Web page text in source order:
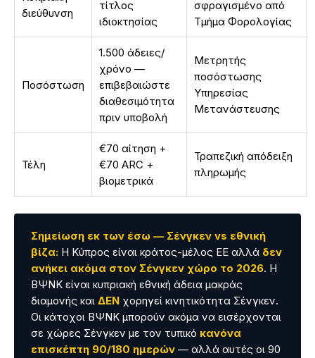
διεύθυνση
τίτλος
ιδιοκτησίας
σφραγισμένο από
Τμήμα Φορολογίας
Ποσόστωση
1.500 άδειες/
χρόνο —
επιβεβαιώστε
διαθεσιμότητα
πριν υποβολή
Μετρητής
ποσόστωσης
Υπηρεσίας
Μετανάστευσης
Τέλη
€70 αίτηση +
€70 ARC +
βιομετρικά
Τραπεζική απόδειξη
πληρωμής
Σημείωση εκ των έσω — Σένγκεν vs εθνική
βίζα: Η Κύπρος είναι κράτος-μέλος ΕΕ αλλά δεν
ανήκει ακόμα στον Σένγκεν χώρο το 2026. Η
ΒΨΝΚ είναι κυπριακή εθνική άδεια μακράς
διαμονής και ΔΕΝ χορηγεί κινητικότητα Σένγκεν.
Οι κάτοχοι ΒΨΝΚ μπορούν ακόμα να εισέρχονται
σε χώρες Σένγκεν με τον τυπικό κανόνα
επισκέπτη 90/180 ημερών — αλλά αυτές οι 90